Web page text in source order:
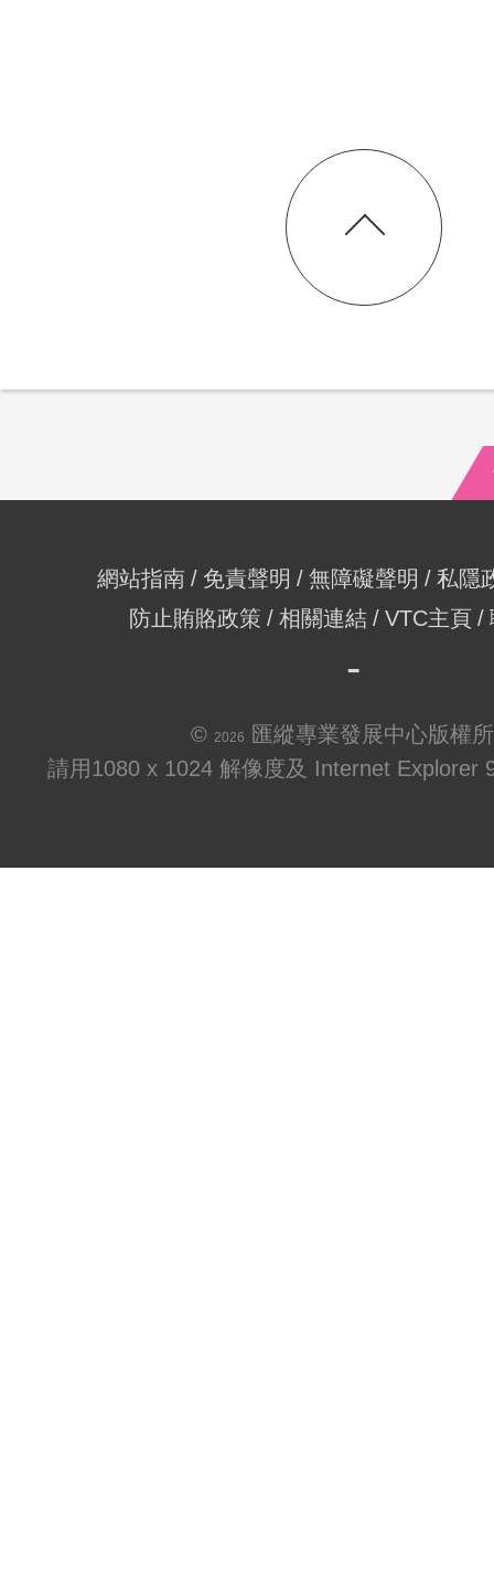
網站指南 免責聲明 無障礙聲明
私隱
防止賄賂政策
相關連結 VTC主頁
© 2026
匯縱專業發展中心版權
請用1080 x 1024 解像度及 Internet Explorer